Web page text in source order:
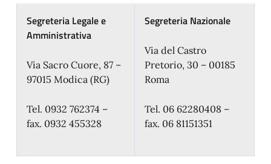
Segreteria Legale e
Amministrativa
Via Sacro Cuore, 87 –
97015 Modica (RG)
Tel. 0932 762374 –
fax. 0932 455328
Segreteria Nazionale
Via del Castro
Pretorio, 30 – 00185
Roma
Tel. 06 62280408 –
fax. 06 81151351